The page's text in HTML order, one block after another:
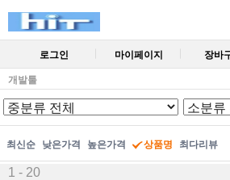
로그인 마이페이지 장바
개발툴
최신순 낮은가격 높은가격 상품명 최다리뷰
1 - 20